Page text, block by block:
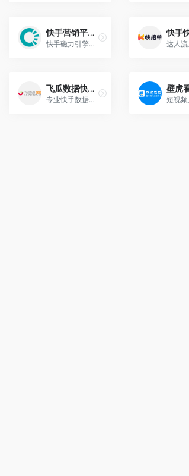
快手营销平台 – 磁力引擎
快手磁力引擎，为营销创造双LIU价值。
飞瓜数据快手版
专业快手数据分析平台,助力快手直播电商带货